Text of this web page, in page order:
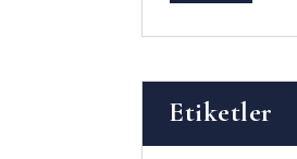
Etiketler